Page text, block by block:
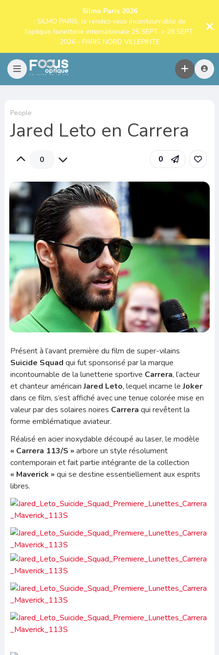
Silmo Paris 2026
: SILMO PARIS, le rendez-vous incontournable de
l’optique-lunetterie internationale 25 SEPT. > 28 SEPT.
2026 - PARIS NORD VILLEPINTE
People
Jared Leto en Carrera
0 0
Présent à l’avant première du film de super-vilains
Suicide Squad qui fut sponsorisé par la marque
incontournable de la lunetterie sportive Carrera, l’acteur
et chanteur américainJared Leto, lequel incarne leJoker
dans ce film, s’est affiché avec une tenue colorée mise en
valeur par des solaires noires Carrera qui revêtent la
forme emblématique aviateur.
Réalisé en acier inoxydable découpé au laser, le modèle
« Carrera 113/S » arbore un style résolument
contemporain et fait partie intégrante de la collection
« Maverick » qui se destine essentiellement aux esprits
libres.